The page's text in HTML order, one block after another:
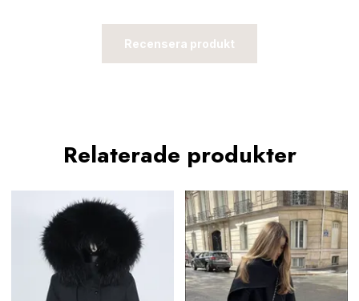
Recensera produkt
Relaterade produkter